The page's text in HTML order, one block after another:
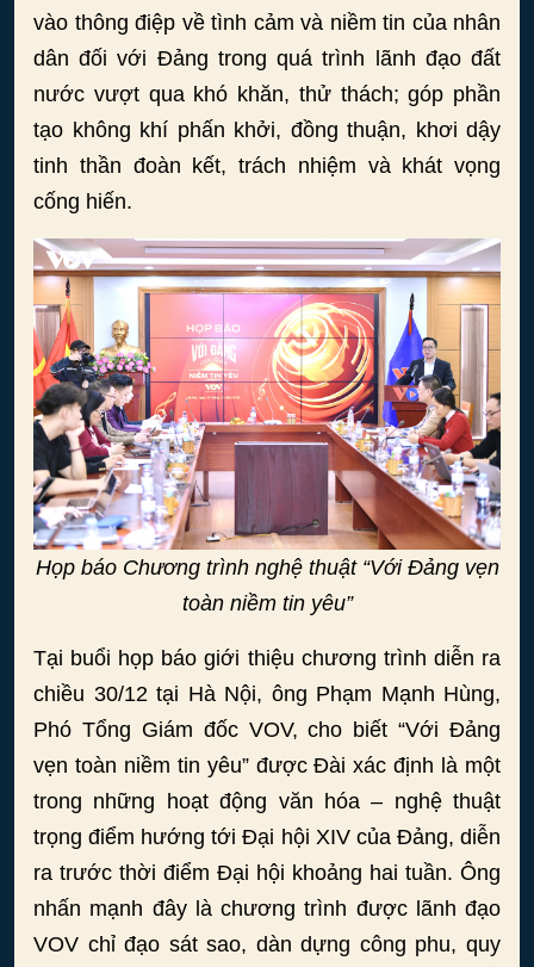
vào thông điệp về tình cảm và niềm tin của nhân
dân đối với Đảng trong quá trình lãnh đạo đất
nước vượt qua khó khăn, thử thách; góp phần
tạo không khí phấn khởi, đồng thuận, khơi dậy
tinh thần đoàn kết, trách nhiệm và khát vọng
cống hiến.
Họp báo Chương trình nghệ thuật “Với Đảng vẹn
toàn niềm tin yêu”
Tại buổi họp báo giới thiệu chương trình diễn ra
chiều 30/12 tại Hà Nội, ông Phạm Mạnh Hùng,
Phó Tổng Giám đốc VOV, cho biết “Với Đảng
vẹn toàn niềm tin yêu” được Đài xác định là một
trong những hoạt động văn hóa – nghệ thuật
trọng điểm hướng tới Đại hội XIV của Đảng, diễn
ra trước thời điểm Đại hội khoảng hai tuần. Ông
nhấn mạnh đây là chương trình được lãnh đạo
VOV chỉ đạo sát sao, dàn dựng công phu, quy